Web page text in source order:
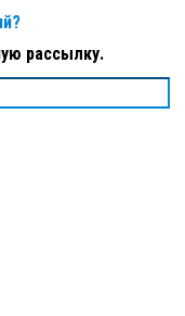
рассылку.